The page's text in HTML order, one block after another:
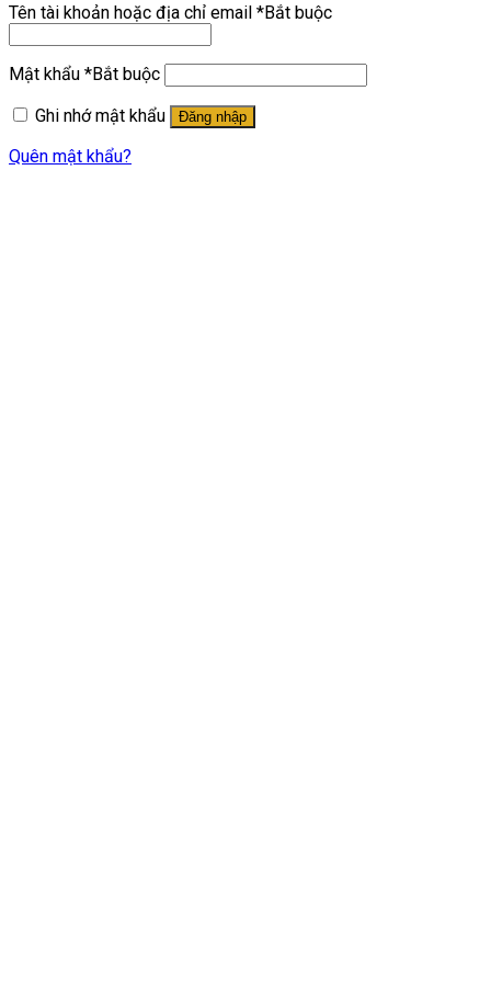
Tên tài khoản hoặc địa chỉ email *Bắt buộc
Mật khẩu *Bắt buộc
Ghi nhớ mật khẩu
Đăng nhập
Quên mật khẩu?